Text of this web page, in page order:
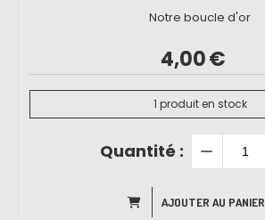
Notre boucle d'or
4,00€
1 produit en stock
Quantité :
AJOUTER AU PANIER